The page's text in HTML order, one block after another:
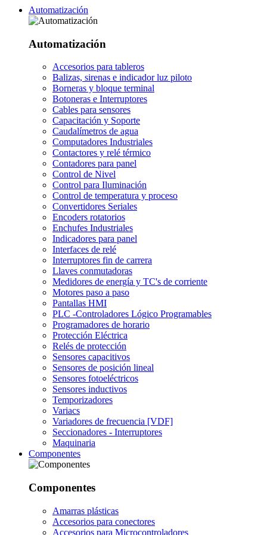
Automatización
Automatización
Accesorios para tableros
Balizas, sirenas e indicador luz piloto
Borneras y bloque terminal
Botoneras e Interruptores
Cables para sensores
Capacitación y Soporte
Caudalímetros de agua
Computadores Industriales
Contactores y relé térmico
Contadores para panel
Control de Nivel
Control para Iluminación
Control de temperatura y proceso
Convertidores Seriales
Encoders rotatorios
Enchufes Industriales
Indicadores para panel
Interfaces de relé
Interruptores fin de carrera
Llaves conmutadoras
Medidores de energía y TC's de corriente
Motores paso a paso
Pantallas HMI
PLC -Controladores Lógico Programables
Programadores de horario
Protección Eléctrica
Relés de protección
Sensores capacitivos
Sensores de posición lineal
Sensores fotoeléctricos
Sensores inductivos
Temporizadores
Variacs
Variadores de frecuencia [VDF]
Seccionadores - Interruptores
Maquinaria
Componentes
Componentes
Amarras plásticas
Accesorios para conectores
Accesorios para Microcontroladores